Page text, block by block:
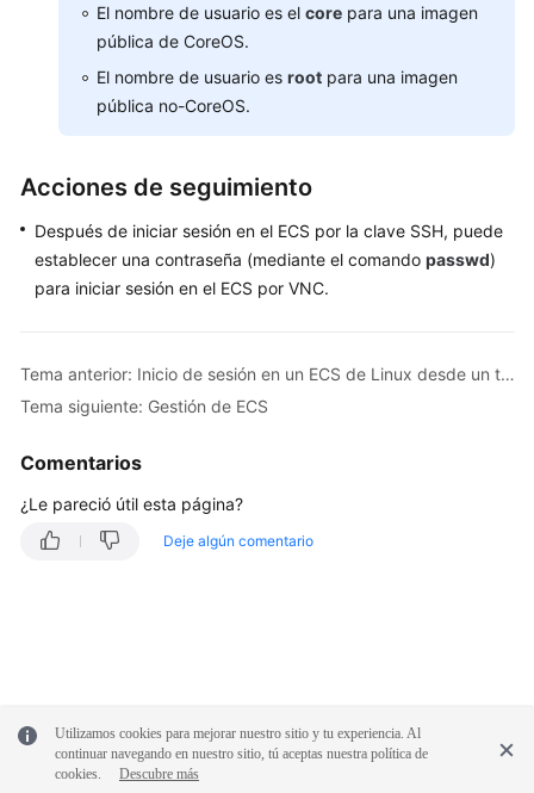
Inicio
sesión
Inicio
de
sesión
usando
Inicio
sesión
mediante
contraseña
en
un
ECS
El nombre de usuario es el core para una imagen
pública de CoreOS.
El nombre de usuario es root para una imagen
pública no-CoreOS.
Acciones de seguimiento
Después de iniciar sesión en el ECS por la clave SSH, puede
establecer una contraseña (mediante el comando passwd)
para iniciar sesión en el ECS por VNC.
Tema anterior: Inicio de sesión en un ECS de Linux desde un terminal móvil
Tema siguiente: Gestión de ECS
Comentarios
¿Le pareció útil esta página?
Deje algún comentario
Utilizamos cookies para mejorar nuestro sitio y tu experiencia. Al
continuar navegando en nuestro sitio, tú aceptas nuestra política de
cookies.
Descubre más